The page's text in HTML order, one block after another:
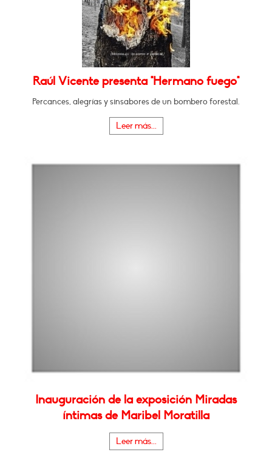
Raúl Vicente presenta "Hermano fuego"
Percances, alegrías y sinsabores de un bombero forestal.
Leer más...
Inauguración de la exposición Miradas
íntimas de Maribel Moratilla
Leer más...